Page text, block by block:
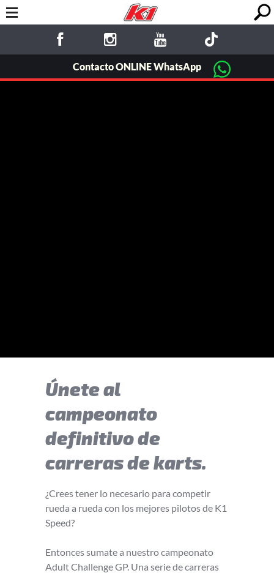
Contacto ONLINE WhatsApp
Únete al
campeonato
definitivo de
carreras de karts.
¿Crees tener lo necesario para competir
rueda a rueda con los mejores pilotos de K1
Speed?
Entonces sumate a nuestro campeonato
Adult Challenge GP. Una serie de carreras